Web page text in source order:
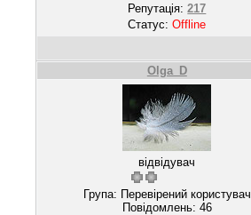
Репутація:217
Статус:Offline
Olga_D
відвідувач
Група: Перевірений користувач
Повідомлень: 46